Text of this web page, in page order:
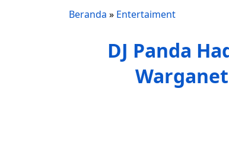
Beranda » Entertaiment
DJ Panda